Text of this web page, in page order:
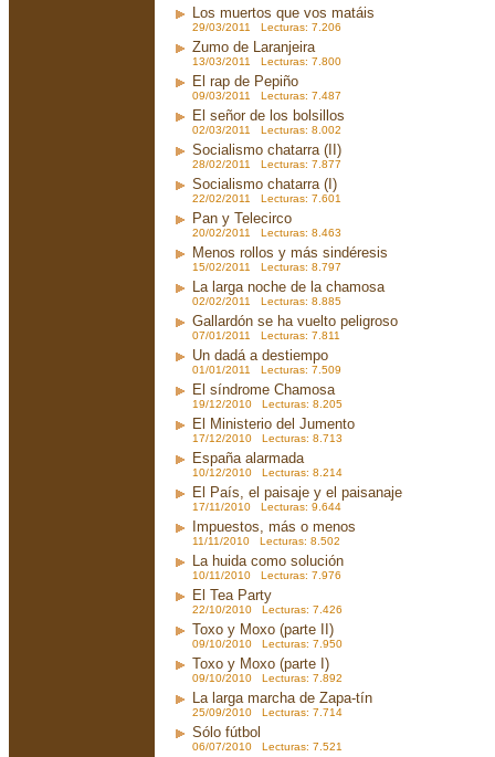
Los muertos que vos matáis
29/03/2011 Lecturas: 7.206
Zumo de Laranjeira
13/03/2011 Lecturas: 7.800
El rap de Pepiño
09/03/2011 Lecturas: 7.487
El señor de los bolsillos
02/03/2011 Lecturas: 8.002
Socialismo chatarra (II)
28/02/2011 Lecturas: 7.877
Socialismo chatarra (I)
22/02/2011 Lecturas: 7.601
Pan y Telecirco
20/02/2011 Lecturas: 8.463
Menos rollos y más sindéresis
15/02/2011 Lecturas: 8.797
La larga noche de la chamosa
02/02/2011 Lecturas: 8.885
Gallardón se ha vuelto peligroso
07/01/2011 Lecturas: 7.811
Un dadá a destiempo
01/01/2011 Lecturas: 7.509
El síndrome Chamosa
19/12/2010 Lecturas: 8.205
El Ministerio del Jumento
17/12/2010 Lecturas: 8.713
España alarmada
10/12/2010 Lecturas: 8.214
El País, el paisaje y el paisanaje
17/11/2010 Lecturas: 9.644
Impuestos, más o menos
11/11/2010 Lecturas: 8.502
La huida como solución
10/11/2010 Lecturas: 7.976
El Tea Party
22/10/2010 Lecturas: 7.426
Toxo y Moxo (parte II)
09/10/2010 Lecturas: 7.950
Toxo y Moxo (parte I)
09/10/2010 Lecturas: 7.892
La larga marcha de Zapa-tín
25/09/2010 Lecturas: 7.714
Sólo fútbol
06/07/2010 Lecturas: 7.521